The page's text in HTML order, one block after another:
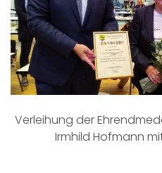
Verleihung der
Irmhild Hofmann